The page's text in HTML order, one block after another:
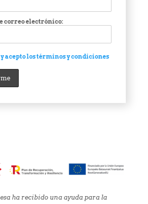
correo electrónico:
acepto los términos y condiciones
ha recibido una ayuda para la